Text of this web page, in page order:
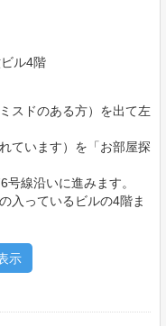
ル4階
スドのある方）を出て左
ています）を「お部屋探
線沿いに進みます。
入っているビルの4階ま
示